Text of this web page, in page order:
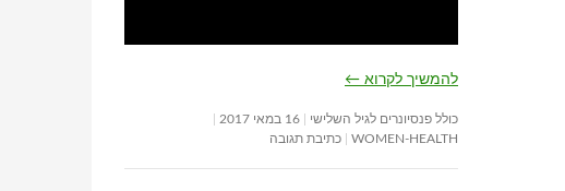
להמשיך לקרוא ←
כולל פנסיונרים לגיל השלישי
16 במאי 2017
WOMEN-HEALTH
כתיבת תגובה